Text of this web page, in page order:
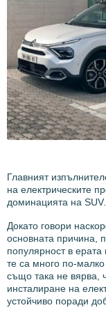
Главният
на електрическите
доминацията на SUV.
Докато говори
основната причина,
популярност в
те са много по-
също така не вярва,
инсталиране на
устойчиво поради